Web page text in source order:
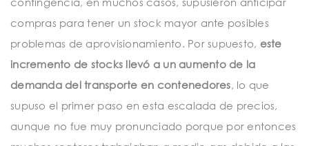
compras para tener un stock mayor ante posibles
problemas de aprovisionamiento. Por supuesto, este
incremento de stocks llevó a un aumento de la
demanda del transporte en contenedores, lo que
supuso el primer paso en esta escalada de precios,
aunque no fue muy pronunciado porque por entonces